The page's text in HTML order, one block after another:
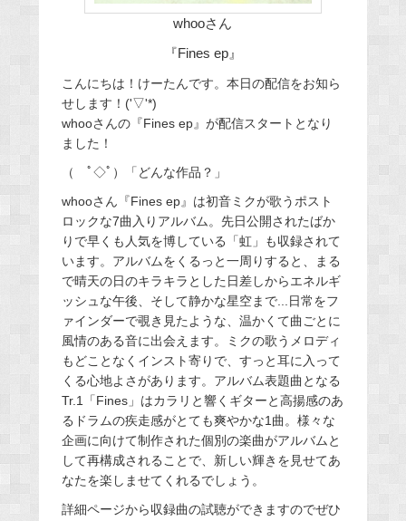
whooさん
『Fines ep』
こんにちは！けーたんです。本日の配信をお知ら
せします！('▽'*)
whooさんの『Fines ep』が配信スタートとなり
ました！
（ ﾟ◇ﾟ）「どんな作品？」
whooさん『Fines ep』は初音ミクが歌うポスト
ロックな7曲入りアルバム。先日公開されたばか
りで早くも人気を博している「虹」も収録されて
います。アルバムをくるっと一周りすると、まる
で晴天の日のキラキラとした日差しからエネルギ
ッシュな午後、そして静かな星空まで...日常をフ
ァインダーで覗き見たような、温かくて曲ごとに
風情のある音に出会えます。ミクの歌うメロディ
もどことなくインスト寄りで、すっと耳に入って
くる心地よさがあります。アルバム表題曲となる
Tr.1「Fines」はカラリと響くギターと高揚感のあ
るドラムの疾走感がとても爽やかな1曲。様々な
企画に向けて制作された個別の楽曲がアルバムと
して再構成されることで、新しい輝きを見せてあ
なたを楽しませてくれるでしょう。
詳細ページから収録曲の試聴ができますのでぜひ